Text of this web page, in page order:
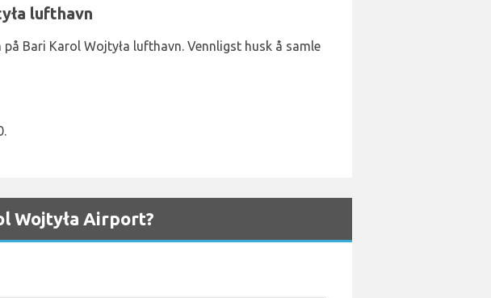
lufthavn
Bari Karol Wojtyła lufthavn. Vennligst husk å samle
Wojtyła Airport?